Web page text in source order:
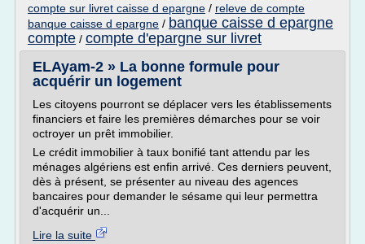
compte sur livret caisse d epargne / releve de compte
banque caisse d epargne / banque caisse d epargne
compte / compte d'epargne sur livret
ELAyam-2 » La bonne formule pour
acquérir un logement
Les citoyens pourront se déplacer vers les établissements
financiers et faire les premières démarches pour se voir
octroyer un prêt immobilier.
Le crédit immobilier à taux bonifié tant attendu par les
ménages algériens est enfin arrivé. Ces derniers peuvent,
dès à présent, se présenter au niveau des agences
bancaires pour demander le sésame qui leur permettra
d'acquérir un...
Lire la suite